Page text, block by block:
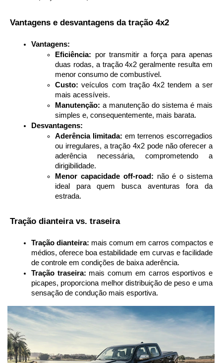
Vantagens e desvantagens da tração 4x2
Vantagens:
Eficiência: por transmitir a força para apenas
duas rodas, a tração 4x2 geralmente resulta em
menor consumo de combustível.
Custo: veículos com tração 4x2 tendem a ser
mais acessíveis.
Manutenção: a manutenção do sistema é mais
simples e, consequentemente, mais barata.
Desvantagens:
Aderência limitada: em terrenos escorregadios
ou irregulares, a tração 4x2 pode não oferecer a
aderência necessária, comprometendo a
dirigibilidade.
Menor capacidade off-road: não é o sistema
ideal para quem busca aventuras fora da
estrada.
Tração dianteira vs. traseira
Tração dianteira: mais comum em carros compactos e
médios, oferece boa estabilidade em curvas e facilidade
de controle em condições de baixa aderência.
Tração traseira: mais comum em carros esportivos e
picapes, proporciona melhor distribuição de peso e uma
sensação de condução mais esportiva.